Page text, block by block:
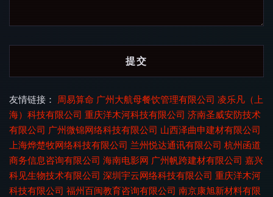
友情链接： 周易算命 广州大航母餐饮管理有限公司 凌乐凡（上
海）科技有限公司 重庆洋木河科技有限公司 济南圣威安防技术
有限公司 广州微锦网络科技有限公司 山西泽曲申建材有限公司
上海烨楚牧网络科技有限公司 兰州悦达通讯有限公司 杭州函道
商务信息咨询有限公司 海南电影网 广州帆跨建材有限公司 嘉兴
科见生物技术有限公司 深圳宇云网络科技有限公司 重庆洋木河
科技有限公司 福州百闽教育咨询有限公司 南京康旭新材料有限